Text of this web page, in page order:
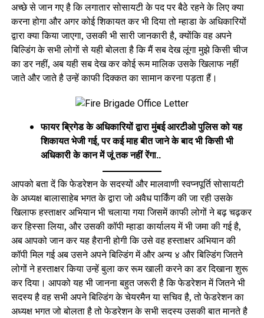
अच्छे से जान गए है कि लगातार सोसायटी के पद पर बैठे रहने के लिए क्या
करना होगा और अगर कोई शिकायत कर भी दिया तो म्हाडा के अधिकारियों
द्वारा क्या किया जाएगा, उसकी भी सारी जानकारी है, क्योंकि वह अपने
बिल्डिंग के सभी लोगों से यही बोलता है कि मैं सब देख लूंगा मुझे किसी चीज
का डर नहीं, अब यही सब देख कर कोई रूम मालिक उसके खिलाफ नहीं
जाते और जाते है उन्हें काफी दिक्कत का सामान करना पड़ता हैं।
फायर ब्रिगेड के अधिकारियों द्वारा मुंबई आरटीओ पुलिस को यह
शिकायत भेजी गई, पर कई माह बीत जाने के बाद भी किसी भी
अधिकारी के कान में जूं तक नहीं रेंगा..
आपको बता दें कि फेडरेशन के सदस्यों और मालवाणी स्वप्नपूर्ति सोसायटी
के अध्यक्ष बालासाहेब भगत के द्वारा जो अवैध पार्किंग की जा रही उसके
खिलाफ हस्ताक्षर अभियान भी चलाया गया जिसमें काफी लोगों ने बढ़ चढ़कर
कर हिस्सा लिया, और उसकी कॉपी म्हाडा कार्यालय में भी जमा की गई है,
अब आपको जान कर यह हैरानी होगी कि उसे वह हस्ताक्षर अभियान की
कॉपी मिल गई अब उसने अपने बिल्डिंग में और अन्य ४ और बिल्डिंग जितने
लोगों ने हस्ताक्षर किया उन्हें बुला कर रूम खाली करने का डर दिखाना शुरू
कर दिया। आपको यह भी जानना बहुत जरूरी है कि फेडरेशन में जितने भी
सदस्य है वह सभी अपने बिल्डिंग के चेयरमैन या सचिव है, तो फेडरेशन का
अध्यक्ष भगत जो बोलता है तो फेडरेशन के सभी सदस्य उसकी बात मानते है